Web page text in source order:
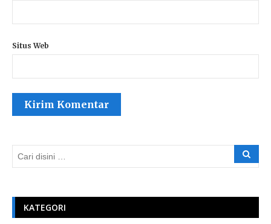
Situs Web
KATEGORI